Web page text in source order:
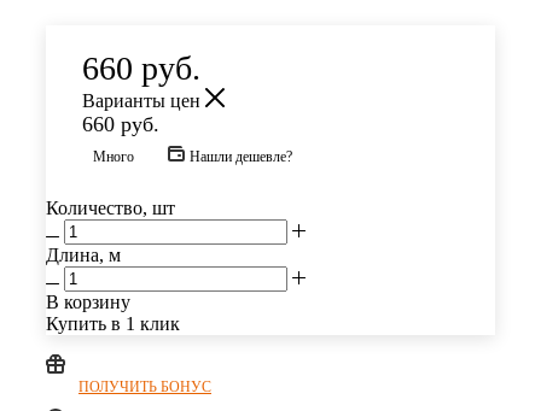
660 руб.
Варианты цен
660 руб.
Много Нашли дешевле?
Количество, шт
Длина, м
В корзину
Купить в 1 клик
ПОЛУЧИТЬ БОНУС